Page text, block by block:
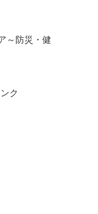
～防災・健
ク